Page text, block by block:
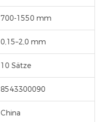
700-1550 mm
0,15–2,0 mm
10 Sätze
8543300090
China